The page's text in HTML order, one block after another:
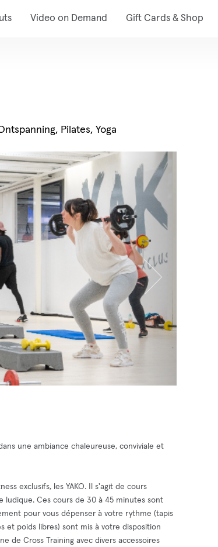
Video on Demand Gift Cards & Shop
Pilates, Yoga
une ambiance chaleureuse, conviviale et
exclusifs, les YAKO. Il s'agit de cours
ludique. Ces cours de 30 à 45 minutes sont
pour vous dépenser à votre rythme (tapis
et poids libres) sont mis à votre disposition
de Cross Training avec divers accessoires